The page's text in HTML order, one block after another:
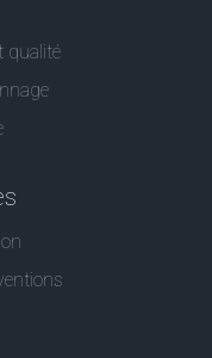
qualité